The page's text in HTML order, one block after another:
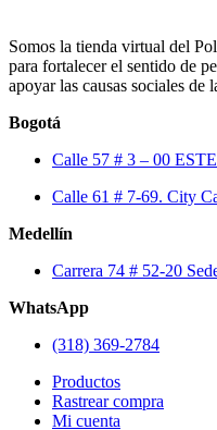
Somos la tienda virtual del
para fortalecer el sentido de
apoyar las causas sociales
Bogotá
Calle 57 # 3 – 00
Calle 61 # 7-69. City
Medellín
Carrera 74 # 52-20
WhatsApp
(318) 369-2784
Productos
Rastrear compra
Mi cuenta